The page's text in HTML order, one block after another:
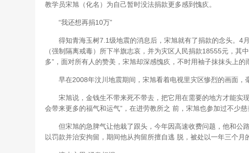
教学员宋旭（化名）为自己暂时没法捐款更多感到愧疚。
“我还想再捐10万”
得知青海玉树7.1级地震的消息后，宋旭就有了捐款的念头。4
（强制隔离戒毒）所下半旗志哀，并为灾区人民捐款18555元，
多”，面对所有人的赞美，宋旭却深感愧疚，不时用袖子抹抹头上的
早在2008年汶川地震期间，宋旭看着电视里灾区惨烈的画面，
宋旭说，金钱生不带来死不带去，把它用在需要的地方才能实
会带来更多的福气和运气”，在进劳教所之 前，宋旭也参加过不少慈
但宋旭的急脾气让他栽了跟头，今年因高速收费问题，他和公
以罚款并治安拘留，期间他从拘留所擅自逃 脱，被处以一年三个月